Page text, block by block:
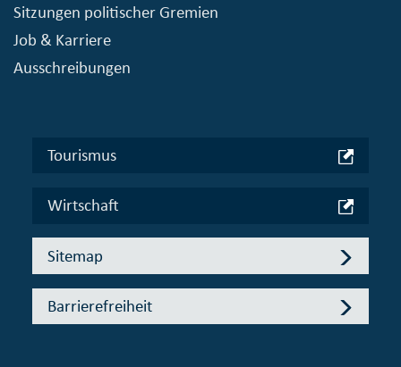
Sitzungen politischer Gremien
Job & Karriere
Ausschreibungen
Tourismus
Wirtschaft
Sitemap
Barrierefreiheit